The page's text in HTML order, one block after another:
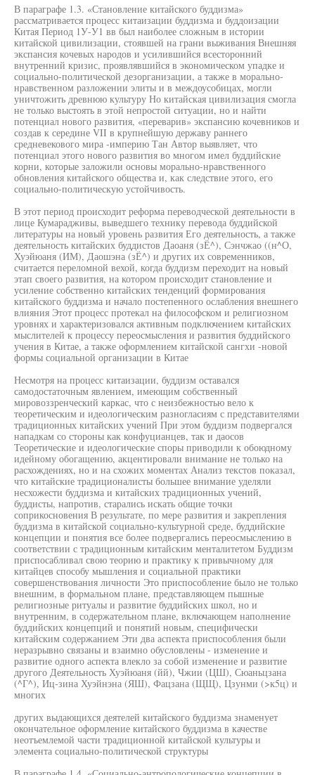
В параграфе 1.3. «Становление китайского буддизма»
рассматривается процесс китаизации буддизма и буддоизации
Китая Период 1У-У1 вв был наиболее сложным в истории
китайской цивилизации, стоявшей на грани выживания Внешняя
экспансия кочевых народов и усилившийся всесторонний
внутренний кризис, проявлявшийся в экономическом упадке и
социально-политической дезорганизации, а также в морально-
нравственном разложении элиты и в междоусобицах, могли
уничтожить древнюю культуру Но китайская цивилизация смогла
не только выстоять в этой непростой ситуации, но и найти
потенциал нового развития, «переварив» экспансию кочевников и
создав к середине VII в крупнейшую державу раннего
средневекового мира -империю Тан Автор выявляет, что
потенциал этого нового развития во многом имел буддийские
корни, которые заложили основы морально-нравственного
обновления китайского общества и, как следствие этого, его
социально-политическую устойчивость.
В этот период происходит реформа переводческой деятельности в
лице Кумарадживы, выведшего технику перевода буддийской
литературы на новый уровень развития Его деятельность, а также
деятельность китайских буддистов Даоаня (зЁ^), Сэнчжао ((н^О,
Хуэйюаня (ИМ), Даошэна (зЁ^) и других их современников,
считается переломной вехой, когда буддизм переходит на новый
этап своего развития, на котором происходит становление и
усиление собственно китайских тенденций формирования
китайского буддизма и начало постепенного ослабления внешнего
влияния Этот процесс протекал на философском и религиозном
уровнях и характеризовался активным подключением китайских
мыслителей к процессу переосмысления и развития буддийского
учения в Китае, а также оформлением китайской сангхи -новой
формы социальной организации в Китае
Несмотря на процесс китаизации, буддизм оставался
самодостаточным явлением, имеющим собственный
мировоззренческий каркас, что с неизбежностью вело к
теоретическим и идеологическим разногласиям с представителями
традиционных китайских учений При этом буддизм подвергался
нападкам со стороны как конфуцианцев, так и даосов
Теоретические и идеологические споры приводили к обоюдному
идейному обогащению, акцентировали внимание не только на
расхождениях, но и на схожих моментах Анализ текстов показал,
что китайские традиционалисты большее внимание уделяли
несхожести буддизма и китайских традиционных учений,
буддисты, напротив, старались искать общие точки
соприкосновения В результате, по мере развития и закрепления
буддизма в китайской социально-культурной среде, буддийские
концепции и понятия все более подвергались переосмыслению в
соответствии с традиционным китайским менталитетом Буддизм
приспосабливал свою теорию и практику к привычному для
китайцев способу мышления и социальной практики
совершенствования личности Это приспособление было не только
внешним, в формальном плане, представляющем пышные
религиозные ритуалы и развитие буддийских школ, но и
внутренним, в содержательном плане, включающем наполнение
буддийских концепций и понятий новым, специфически
китайским содержанием Эти два аспекта приспособления были
неразрывно связаны и взаимно обусловлены - изменение и
развитие одного аспекта влекло за собой изменение и развитие
другого Деятельность Хуэйюаня (йй), Чжии (ЦШ), Сюаньцзана
(^Г^), Иц-зина Хуэйнэна (ЯШ), Фацзана (ЩЩ), Цзунми (>к5ц) и
многих
других выдающихся деятелей китайского буддизма знаменует
окончательное оформление китайского буддизма в качестве
неотъемлемой части традиционной китайской культуры и
элемента социально-политической структуры